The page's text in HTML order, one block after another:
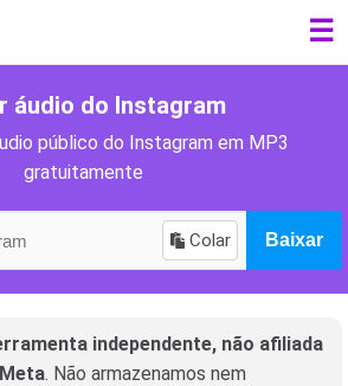
☰
áudio do Instagram
público do Instagram em MP3
gratuitamente
Colar Baixar
independente, não afiliada
. Não armazenamos nem